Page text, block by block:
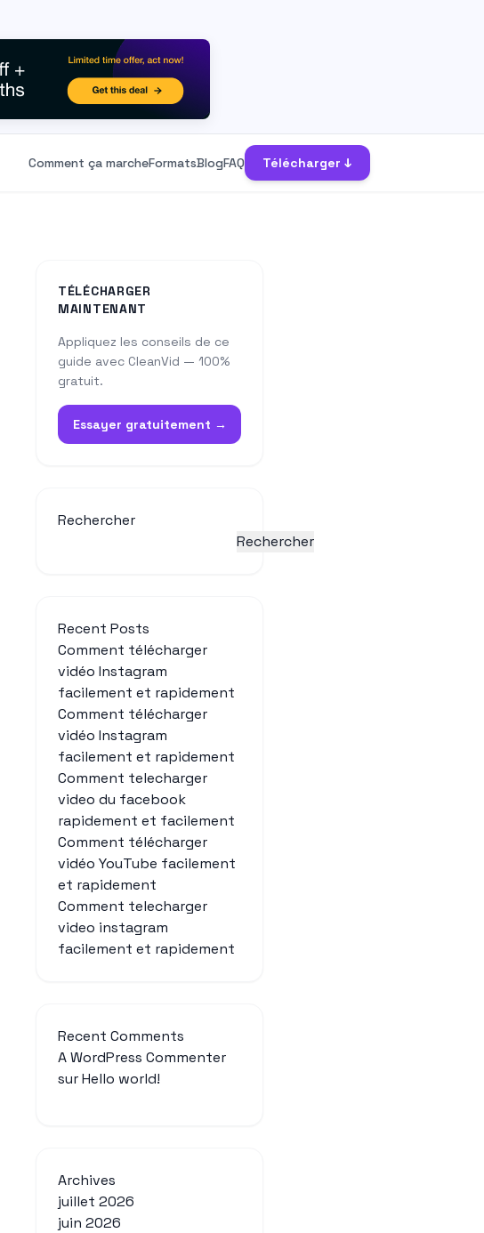
Comment ça marcheFormatsBlogFAQ Télécharger ↓
TÉLÉCHARGER
MAINTENANT
Appliquez les conseils de ce
guide avec CleanVid — 100%
gratuit.
Essayer gratuitement →
Rechercher
Rechercher
Recent Posts
Comment télécharger
vidéo Instagram
facilement et rapidement
Comment télécharger
vidéo Instagram
facilement et rapidement
Comment telecharger
video du facebook
rapidement et facilement
Comment télécharger
vidéo YouTube facilement
et rapidement
Comment telecharger
video instagram
facilement et rapidement
Recent Comments
A WordPress Commenter
surHello world!
Archives
juillet 2026
juin 2026